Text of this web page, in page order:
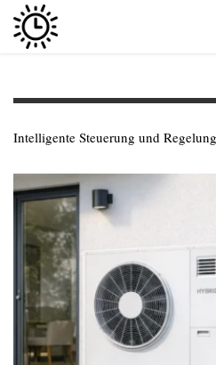
Intelligente Steuerung und